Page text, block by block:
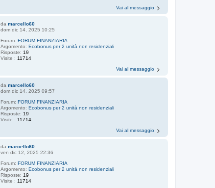
Vai al messaggio
damarcello60
dom dic 14, 2025 10:25
Forum:FORUM FINANZIARIA
Argomento:Ecobonus per 2 unità non residenziali
Risposte: 19
Visite : 11714
Vai al messaggio
damarcello60
dom dic 14, 2025 09:57
Forum:FORUM FINANZIARIA
Argomento:Ecobonus per 2 unità non residenziali
Risposte: 19
Visite : 11714
Vai al messaggio
damarcello60
ven dic 12, 2025 22:36
Forum:FORUM FINANZIARIA
Argomento:Ecobonus per 2 unità non residenziali
Risposte: 19
Visite : 11714